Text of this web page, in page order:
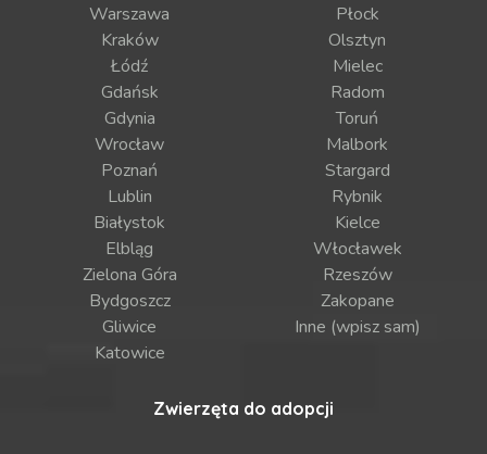
Warszawa
Kraków
Łódź
Gdańsk
Gdynia
Wrocław
Poznań
Lublin
Białystok
Elbląg
Zielona Góra
Bydgoszcz
Gliwice
Katowice
Płock
Olsztyn
Mielec
Radom
Toruń
Malbork
Stargard
Rybnik
Kielce
Włocławek
Rzeszów
Zakopane
Inne (wpisz sam)
Zwierzęta do adopcji